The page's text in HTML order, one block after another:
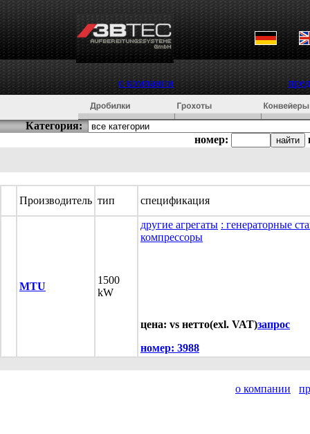
о компании
Категория:
номер:
Производитель тип спецификация
MTU
1500
kW
другие агрегаты : генераторные
компрессоры
цена: vs нетто(exl. VAT)запрос
номер: 3988
о компании